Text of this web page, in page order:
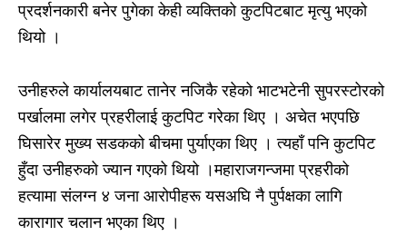
प्रदर्शनकारी बनेर पुगेका केही व्यक्तिको कुटपिटबाट मृत्यु भएको
थियो ।
उनीहरुले कार्यालयबाट तानेर नजिकै रहेको भाटभटेनी सुपरस्टोरको
पर्खालमा लगेर प्रहरीलाई कुटपिट गरेका थिए । अचेत भएपछि
घिसारेर मुख्य सडकको बीचमा पुर्याएका थिए । त्यहाँ पनि कुटपिट
हुँदा उनीहरुको ज्यान गएको थियो ।महाराजगन्जमा प्रहरीको
हत्यामा संलग्न ४ जना आरोपीहरू यसअघि नै पुर्पक्षका लागि
कारागार चलान भएका थिए ।